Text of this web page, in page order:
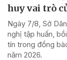
huy vai trò
Ngày 7/8, Sở
nghị tập huấn,
tín trong đồng
năm 2026.